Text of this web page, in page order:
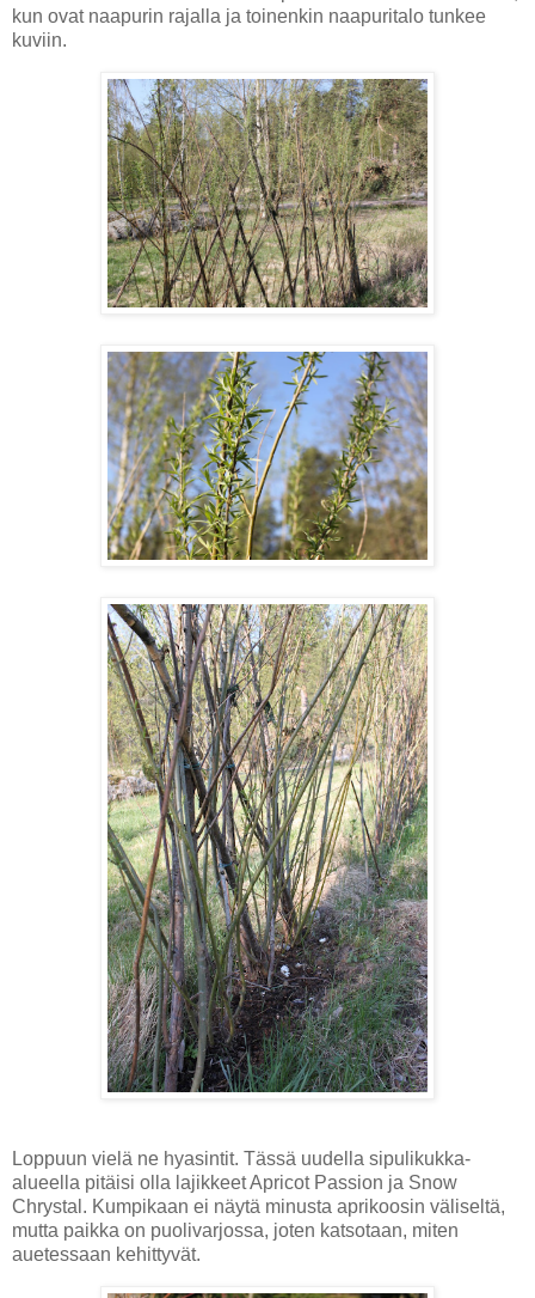
kun ovat naapurin rajalla ja toinenkin naapuritalo tunkee
kuviin.
Loppuun vielä ne hyasintit. Tässä uudella sipulikukka-
alueella pitäisi olla lajikkeet Apricot Passion ja Snow
Chrystal. Kumpikaan ei näytä minusta aprikoosin väliseltä,
mutta paikka on puolivarjossa, joten katsotaan, miten
auetessaan kehittyvät.